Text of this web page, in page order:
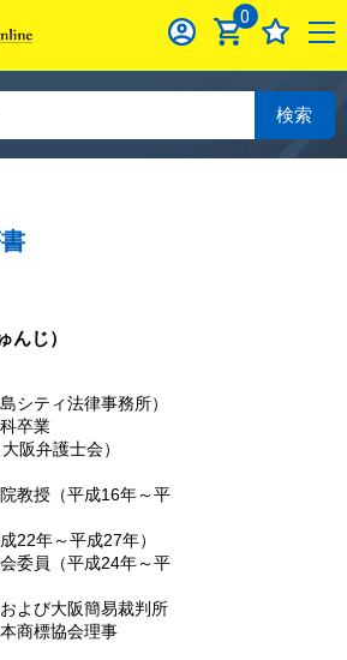
0
検索
んじ）
シティ法律事務所）
卒業
阪弁護士会）
教授（平成16年～平
22年～平成27年）
委員（平成24年～平
よび大阪簡易裁判所
商標協会理事